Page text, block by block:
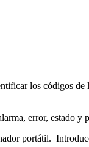
los códigos
error, estado y
portátil.